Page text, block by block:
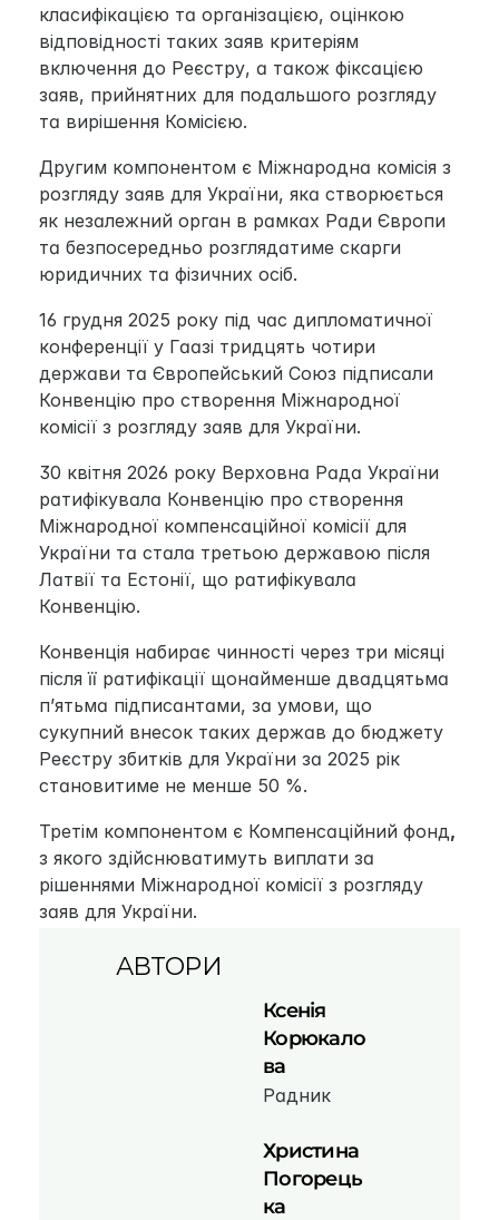
класифікацією та організацією, оцінкою
відповідності таких заяв критеріям
включення до Реєстру, а також фіксацією
заяв, прийнятних для подальшого розгляду
та вирішення Комісією.
Другим компонентом є Міжнародна комісія з
розгляду заяв для України, яка створюється
як незалежний орган в рамках Ради Європи
та безпосередньо розглядатиме скарги
юридичних та фізичних осіб.
16 грудня 2025 року під час дипломатичної
конференції у Гаазі тридцять чотири
держави та Європейський Союз підписали
Конвенцію про створення Міжнародної
комісії з розгляду заяв для України.
30 квітня 2026 року Верховна Рада України
ратифікувала Конвенцію про створення
Міжнародної компенсаційної комісії для
України та стала третьою державою після
Латвії та Естонії, що ратифікувала
Конвенцію.
Конвенція набирає чинності через три місяці
після її ратифікації щонайменше двадцятьма
п’ятьма підписантами, за умови, що
сукупний внесок таких держав до бюджету
Реєстру збитків для України за 2025 рік
становитиме не менше 50 %.
Третім компонентом є Компенсаційний фонд,
з якого здійснюватимуть виплати за
рішеннями Міжнародної комісії з розгляду
заяв для України.
АВТОРИ
Ксенія
Корюкало
ва
Радник
Христина
Погорець
ка